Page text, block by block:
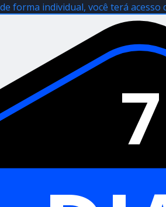
forma individual, você terá
7